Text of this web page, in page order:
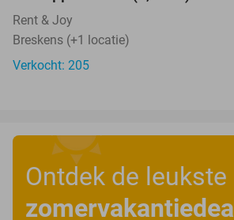
Rent & Joy
Breskens (+1 locatie)
Verkocht: 205
Ontdek de leukste